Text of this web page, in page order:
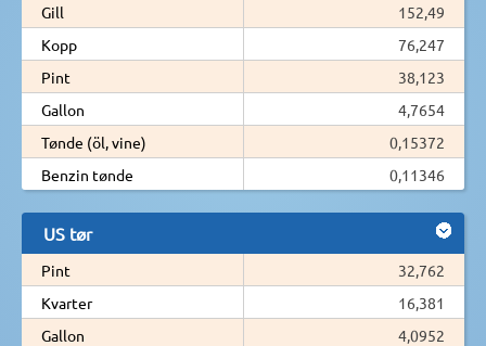
Gill
152,49
Kopp
76,247
Pint
38,123
Gallon
4,7654
Tønde (öl, vine)
0,15372
Benzin tønde
0,11346
US tør
Pint
32,762
Kvarter
16,381
Gallon
4,0952